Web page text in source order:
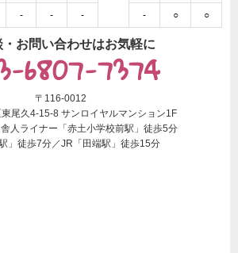
- - - - ○ ○
・お問い合わせはお気軽に
6807-7374
〒116-0012
尾久4-15-8 サンロイヤルマンション1F
人ライナー「赤土小学校前駅」徒歩5分
駅」徒歩7分／JR「田端駅」徒歩15分